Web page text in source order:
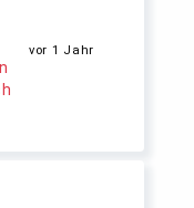
vor 1 Jahr